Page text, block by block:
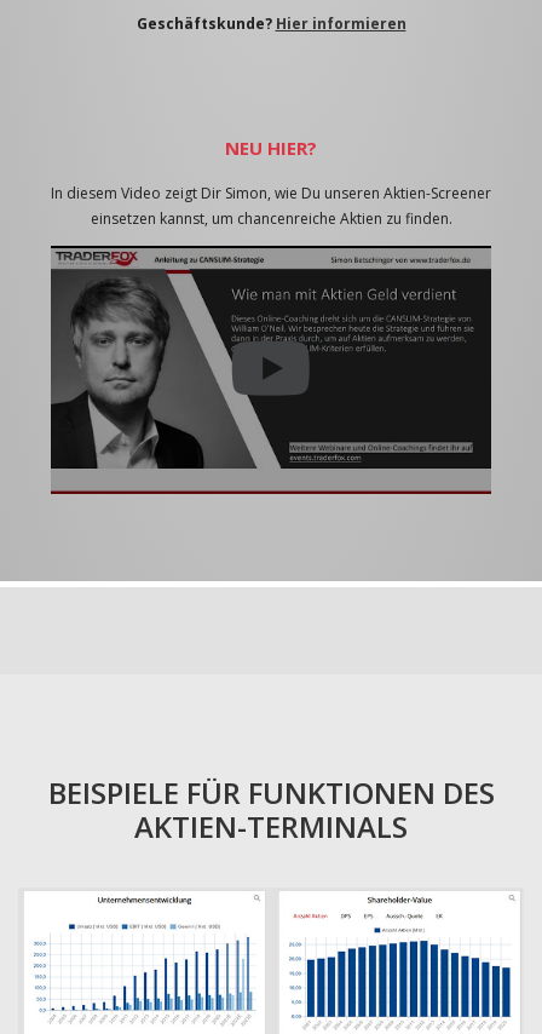
Geschäftskunde? Hier informieren
NEU HIER?
In diesem Video zeigt Dir Simon, wie Du unseren Aktien-Screener
einsetzen kannst, um chancenreiche Aktien zu finden.
BEISPIELE FÜR FUNKTIONEN DES
AKTIEN-TERMINALS